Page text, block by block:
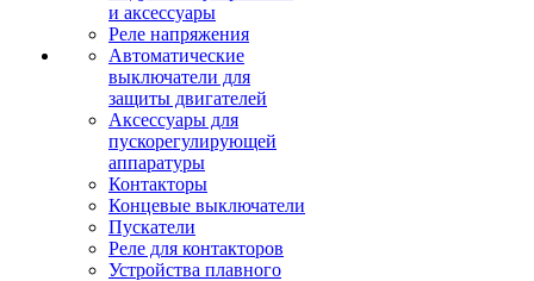
и аксессуары
Реле напряжения
Автоматические
выключатели для
защиты двигателей
Аксессуары для
пускорегулирующей
аппаратуры
Контакторы
Концевые выключатели
Пускатели
Реле для контакторов
Устройства плавного